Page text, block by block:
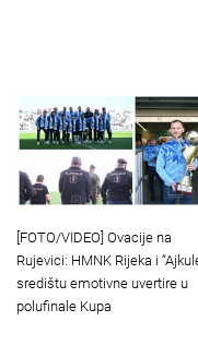
[FOTO/VIDEO] Ovacije na
Rujevici: HMNK Rijeka i
središtu emotivne uvertire u
polufinale Kupa